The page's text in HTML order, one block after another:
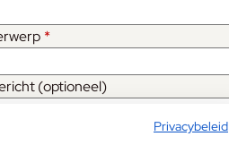
*
(optioneel)
Privacybeleid